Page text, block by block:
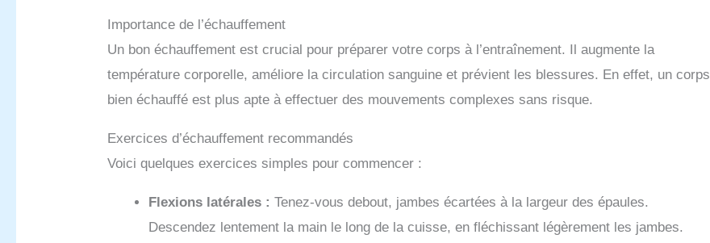
Importance de l’échauffement
Un bon échauffement est crucial pour préparer votre corps à l’entraînement. Il augmente la
température corporelle, améliore la circulation sanguine et prévient les blessures. En effet, un corps
bien échauffé est plus apte à effectuer des mouvements complexes sans risque.
Exercices d’échauffement recommandés
Voici quelques exercices simples pour commencer :
Flexions latérales : Tenez-vous debout, jambes écartées à la largeur des épaules.
Descendez lentement la main le long de la cuisse, en fléchissant légèrement les jambes.